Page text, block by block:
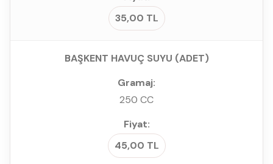
35,00 TL
BAŞKENT HAVUÇ SUYU (ADET)
250 CC
45,00 TL